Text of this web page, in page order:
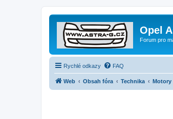
Opel
Forum pro
Rychlé odkazy FAQ
Web Obsah fóra Technika Motory